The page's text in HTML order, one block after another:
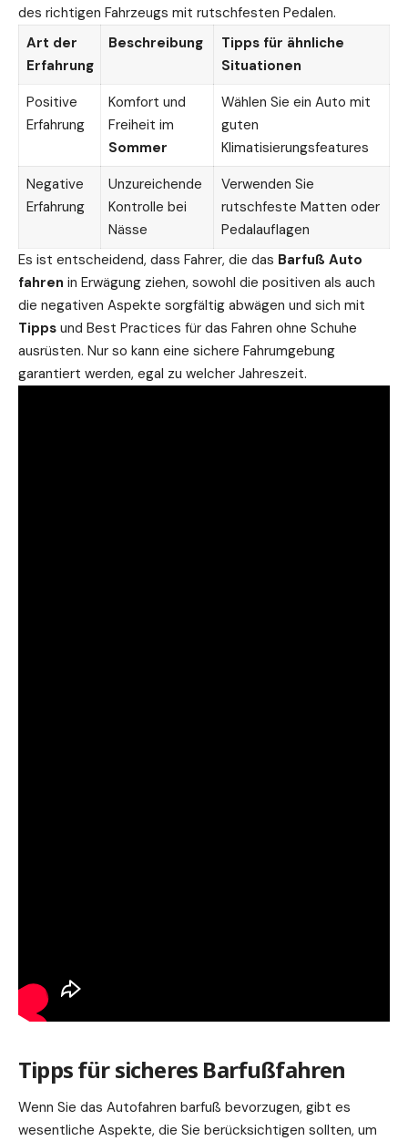
des richtigen Fahrzeugs mit rutschfesten Pedalen.
Art der
Erfahrung
Beschreibung
Tipps für ähnliche
Situationen
Positive
Erfahrung
Komfort und
Freiheit im
Sommer
Wählen Sie ein Auto mit
guten
Klimatisierungsfeatures
Negative
Erfahrung
Unzureichende
Kontrolle bei
Nässe
Verwenden Sie
rutschfeste Matten oder
Pedalauflagen
Es ist entscheidend, dass Fahrer, die das Barfuß Auto
fahren in Erwägung ziehen, sowohl die positiven als auch
die negativen Aspekte sorgfältig abwägen und sich mit
Tipps und Best Practices für das Fahren ohne Schuhe
ausrüsten. Nur so kann eine sichere Fahrumgebung
garantiert werden, egal zu welcher Jahreszeit.
Tipps für sicheres Barfußfahren
Wenn Sie das Autofahren barfuß bevorzugen, gibt es
wesentliche Aspekte, die Sie berücksichtigen sollten, um